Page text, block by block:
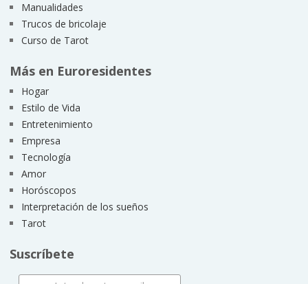
Manualidades
Trucos de bricolaje
Curso de Tarot
Más en Euroresidentes
Hogar
Estilo de Vida
Entretenimiento
Empresa
Tecnología
Amor
Horóscopos
Interpretación de los sueños
Tarot
Suscríbete